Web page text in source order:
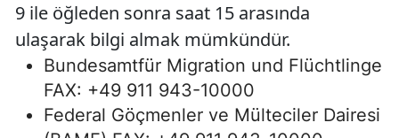
9 ile öğleden sonra saat 15 arasında
ulaşarak bilgi almak mümkündür.
Bundesamtfür Migration und Flüchtlinge
FAX: +49 911 943-10000
Federal Göçmenler ve Mülteciler Dairesi